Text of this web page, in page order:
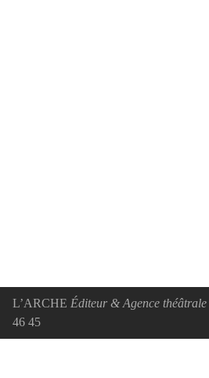
L’ARCHE Éditeur & Agence théâtrale
46 45